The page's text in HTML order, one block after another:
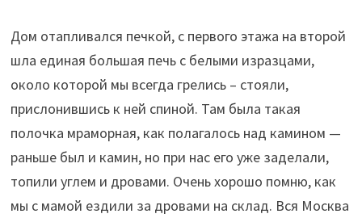
Дом отапливался печкой, с первого этажа на второй
шла единая большая печь с белыми изразцами,
около которой мы всегда грелись – стояли,
прислонившись к ней спиной. Там была такая
полочка мраморная, как полагалось над камином —
раньше был и камин, но при нас его уже заделали,
топили углем и дровами. Очень хорошо помню, как
мы с мамой ездили за дровами на склад. Вся Москва